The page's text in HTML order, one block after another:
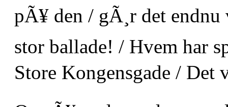
pÃ¥ den / gÃ¸r det endnu
stor ballade! / Hvem har
Store Kongensgade / Det